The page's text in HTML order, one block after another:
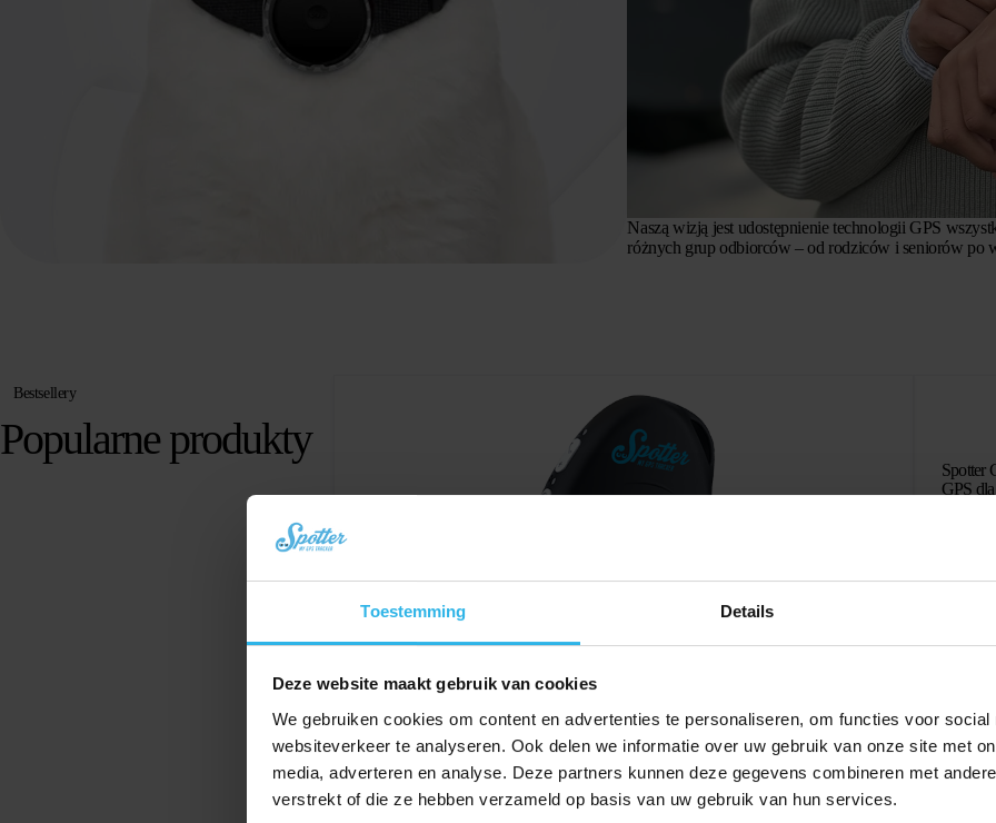
Toestemming Details
Deze website maakt gebruik van cookies
We gebruiken cookies om content en advertenties te personaliseren, om functies voor social
websiteverkeer te analyseren. Ook delen we informatie over uw gebruik van onze site met
media, adverteren en analyse. Deze partners kunnen deze gegevens combineren met
verstrekt of die ze hebben verzameld op basis van uw gebruik van hun services.
Naszą wizją jest udostępnienie technologii GPS
różnych grup odbiorców – od rodziców i seniorów po
Bestsellery
Popularne produkty
Spotter X10 GPS Tracker (4G) – Bez Abonamentu dla Dzieci, Seniorów i
Spotter
GPS
Spotter